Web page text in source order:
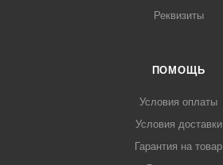
Реквизиты
ПОМОЩЬ
Условия оплаты
Условия доставки
Гарантия на товар